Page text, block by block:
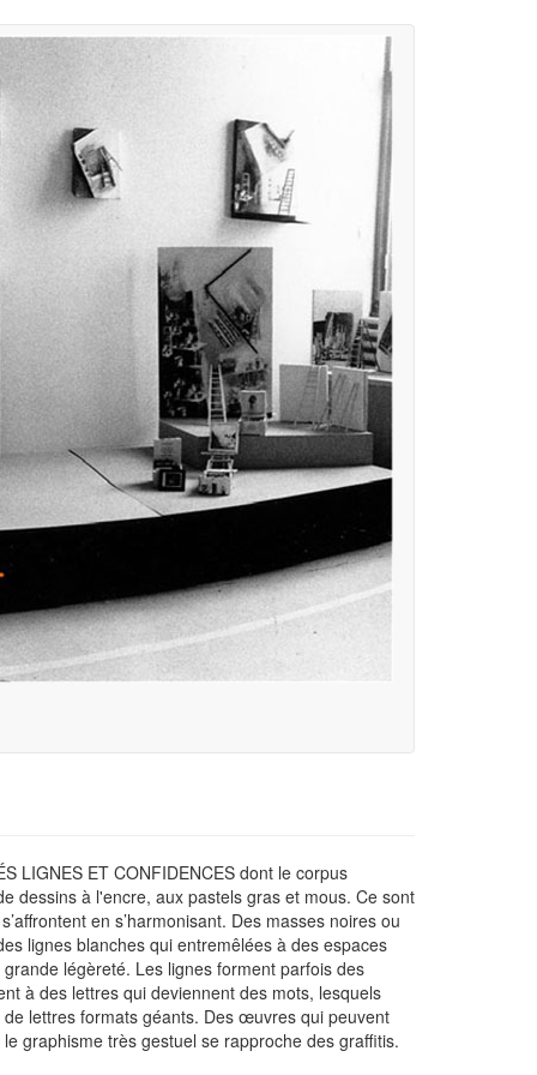
LIGNES ET CONFIDENCES dont le corpus
dessins à l'encre, aux pastels gras et mous. Ce sont
en s’harmonisant. Des masses noires ou
lignes blanches qui entremêlées à des espaces
légèreté. Les lignes forment parfois des
à des lettres qui deviennent des mots, lesquels
de lettres formats géants. Des œuvres qui peuvent
graphisme très gestuel se rapproche des graffitis.